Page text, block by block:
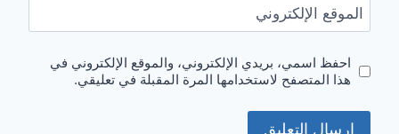
الموقع الإلكتروني
احفظ اسمي، بريدي الإلكتروني، والموقع الإلكتروني في
هذا المتصفح لاستخدامها المرة المقبلة في تعليقي.